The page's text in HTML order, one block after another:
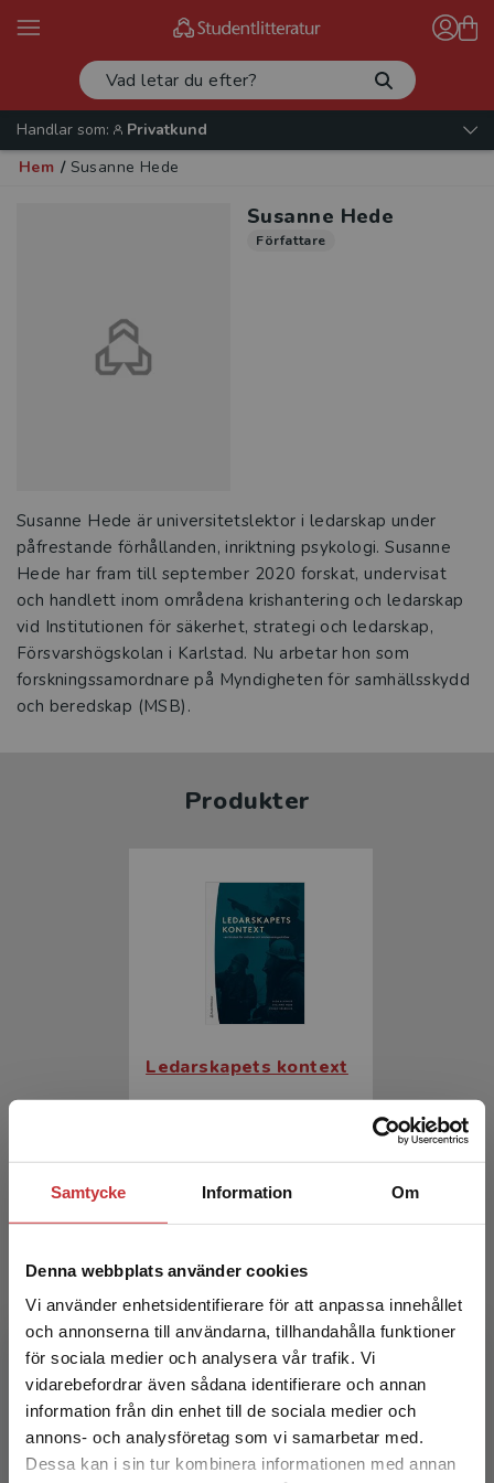
Samtycke Information Om
Denna webbplats använder cookies
Vi använder enhetsidentifierare för att anpassa innehållet
och annonserna till användarna, tillhandahålla funktioner
för sociala medier och analysera vår trafik. Vi
vidarebefordrar även sådana identifierare och annan
information från din enhet till de sociala medier och
annons- och analysföretag som vi samarbetar med.
Dessa kan i sin tur kombinera informationen med annan
Begränsad fraktregion
Handlar som:
Privatkund
Hem / Susanne Hede
Susanne Hede
Författare
Susanne Hede är universitetslektor i ledarskap under
påfrestande förhållanden, inriktning psykologi. Susanne
Hede har fram till september 2020 forskat, undervisat
och handlett inom områdena krishantering och ledarskap
vid Institutionen för säkerhet, strategi och ledarskap,
Försvarshögskolan i Karlstad. Nu arbetar hon som
forskningssamordnare på Myndigheten för samhällsskydd
och beredskap (MSB).
Produkter
Ledarskapets kontext
Ledarskapets kontext